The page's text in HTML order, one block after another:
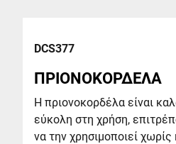
DCS377
ΠΡΙΟΝΟΚΟΡΔΕΛΑ
Η πριονοκορδέλα είναι
εύκολη στη χρήση,
να την χρησιμοποιεί